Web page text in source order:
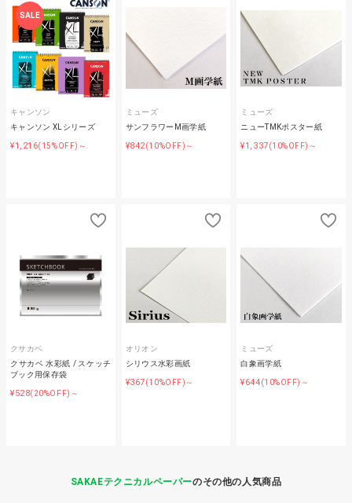
SALE
キャンソン
キャンソン XLシリーズ
¥1,216(15%OFF)～
ミューズ
サンフラワーM画学紙
¥842(10%OFF)～
ミューズ
ニューTMKポスター紙
¥1,337(10%OFF)～
クサカベ
クサカベ 水彩紙 / スケッチ
ブック用保存袋
¥528(20%OFF)～
オリオン
シリウス水彩画紙
¥367(10%OFF)～
ミューズ
白象画学紙
¥644(10%OFF)～
SAKAEテクニカルペーパーのその他の人気商品